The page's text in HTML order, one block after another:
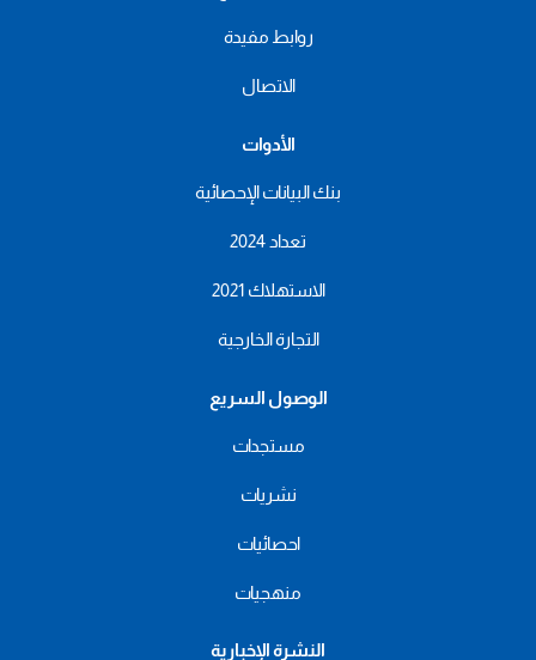
روابط مفيدة
الاتصال
الأدوات
بنك البيانات الإحصائية
تعداد 2024
الاستهلاك 2021
التجارة الخارجية
الوصول السريع
مستجدات
نشريات
احصائيات
منهجيات
النشرة الإخبارية